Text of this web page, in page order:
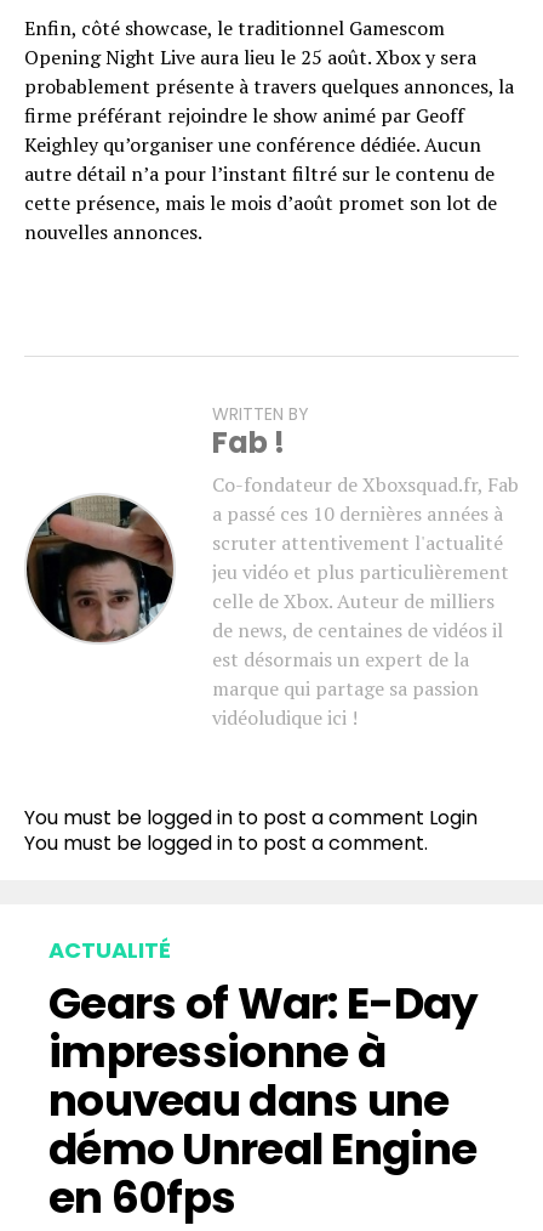
Enfin, côté showcase, le traditionnel Gamescom
Opening Night Live aura lieu le 25 août. Xbox y sera
probablement présente à travers quelques annonces, la
firme préférant rejoindre le show animé par Geoff
Keighley qu’organiser une conférence dédiée. Aucun
autre détail n’a pour l’instant filtré sur le contenu de
cette présence, mais le mois d’août promet son lot de
nouvelles annonces.
WRITTEN BY
Fab !
Co-fondateur de Xboxsquad.fr, Fab
a passé ces 10 dernières années à
scruter attentivement l'actualité
jeu vidéo et plus particulièrement
celle de Xbox. Auteur de milliers
de news, de centaines de vidéos il
est désormais un expert de la
marque qui partage sa passion
vidéoludique ici !
You must be logged in to post a comment Login
You must be logged in to post a comment.
ACTUALITÉ
Gears of War: E-Day
impressionne à
nouveau dans une
démo Unreal Engine
en 60fps